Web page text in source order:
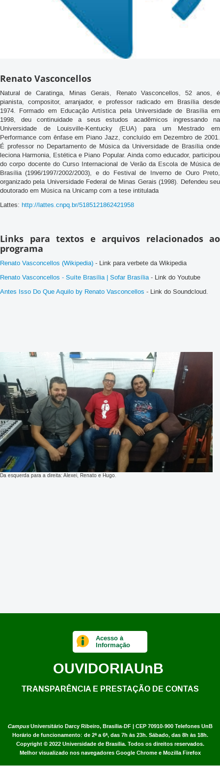
Renato Vasconcellos
Natural de Caratinga, Minas Gerais, Renato Vasconcellos, 52 anos, é
pianista, compositor, arranjador, e professor radicado em Brasília desde
1974. Formado em Educação Artística pela Universidade de Brasília em
1998, deu continuidade a seus estudos acadêmicos ingressando na
Universidade de Louisville-Kentucky (EUA) para um Mestrado em
Performance com ênfase em Piano Jazz, concluído em Dezembro de 2001.
É professor no Departamento de Música da Universidade de Brasília onde
leciona Harmonia, Estética e Piano Popular. Ainda como educador, participou
do corpo docente do Curso Internacional de Verão da Escola de Música de
Brasília (1996/1997/2002/2003), e do Festival de Inverno de Ouro Preto,
organizado pela Universidade Federal de Minas Gerais (1998). Defendeu seu
doutorado em Música na Unicamp com a tese intitulada
Lattes: http://lattes.cnpq.br/5185121862421958
Links para textos e arquivos relacionados ao
programa
Renato Vasconcellos (Wikipedia) - Link para verbete da Wikipedia
Renato Vasconcellos - Suíte Brasília | Sofar Brasília- Link do Youtube
Antes Isso Do Que Aquilo by Renato Vasconcellos - Link do Soundcloud.
Da esquerda para a direita: Alexei, Renato e Hugo.
CampusUniversitário Darcy Ribeiro, Brasília-DF | CEP 70910-900 Telefones UnB
Horário de funcionamento: de 2ª a 6ª, das 7h às 23h. Sábado, das 8h às 18h.
Copyright © 2022 Universidade de Brasília. Todos os direitos reservados.
Melhor visualizado nos navegadores Google Chrome e Mozilla Firefox
Acesso à
Informação
OUVIDORIAUnB
TRANSPARÊNCIA E PRESTAÇÃO DE CONTAS